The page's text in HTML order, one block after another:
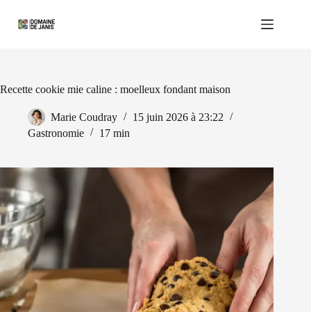
contenu
Recette cookie mie caline : moelleux fondant maison
Marie Coudray
15 juin 2026 à 23:22
Gastronomie
17 min